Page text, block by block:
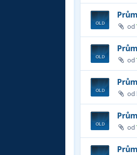
od
od
od
od